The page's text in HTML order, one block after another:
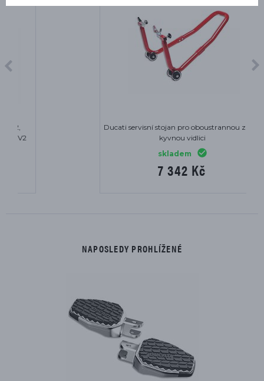
Ducati servisní stojan pro oboustrannou zadní
7 342 Kč
NAPOSLEDY PROHLÍŽENÉ